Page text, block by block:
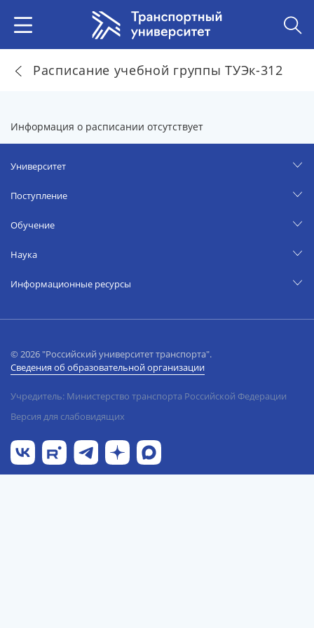
Расписание учебной группы ТУЭк-312
Информация о расписании отсутствует
Университет
Поступление
Обучение
Наука
Информационные ресурсы
© 2026 "Российский университет транспорта".
Сведения об образовательной организации
Учредитель: Министерство транспорта Российской Федерации
Версия для слабовидящих